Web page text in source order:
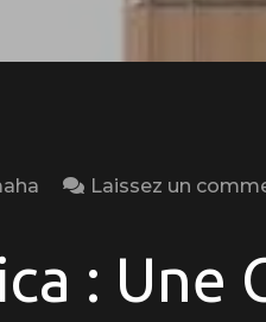
Laissez un
: Une